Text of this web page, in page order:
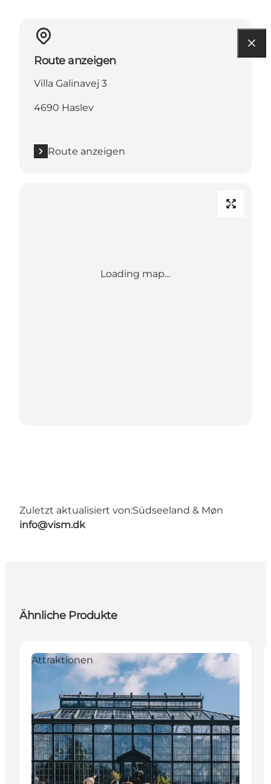
Route anzeigen
Villa Galinavej 3
4690 Haslev
Route anzeigen
Loading map...
Zuletzt aktualisiert von:Südseeland & Møn
info@vism.dk
Ähnliche Produkte
Attraktionen